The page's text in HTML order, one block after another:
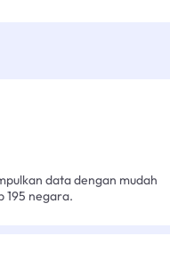
data dengan mudah
195 negara.